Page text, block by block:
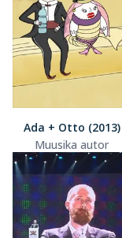
Ada + Otto (2013)
Muusika autor